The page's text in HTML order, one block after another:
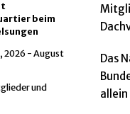
Das
beim
2026- August
und